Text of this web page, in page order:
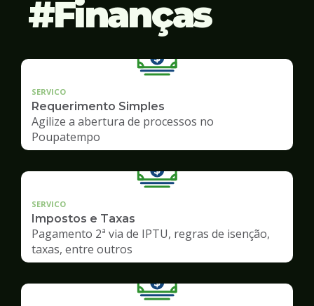
Finanças
SERVICO
Requerimento Simples
Agilize a abertura de processos no
Poupatempo
SERVICO
Impostos e Taxas
Pagamento 2ª via de IPTU, regras de isenção,
taxas, entre outros